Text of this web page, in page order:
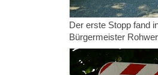
Der erste Stopp fand
Bürgermeister